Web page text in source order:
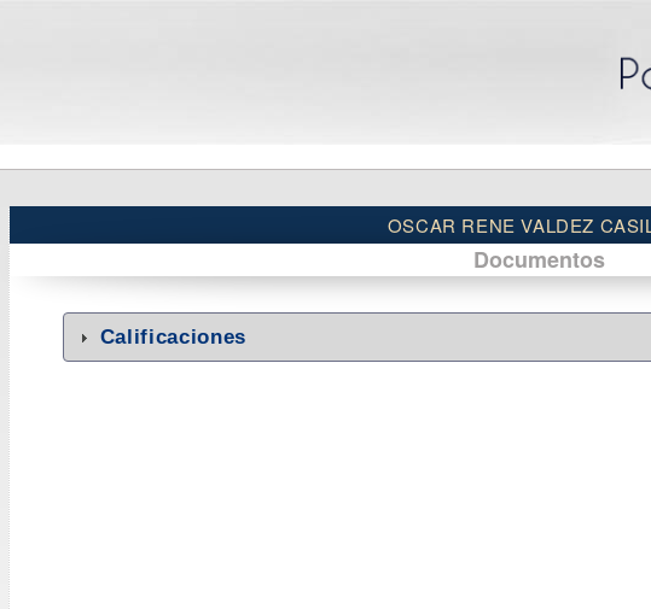
OSCAR RENE VALDEZ
Documentos
Calificaciones